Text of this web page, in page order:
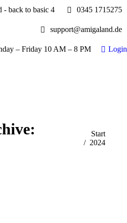
- back to basic 4 0345 1715275
support@amigaland.de
– Friday 10 AM – 8 PM Login
Sie befinden sich
Start
2024